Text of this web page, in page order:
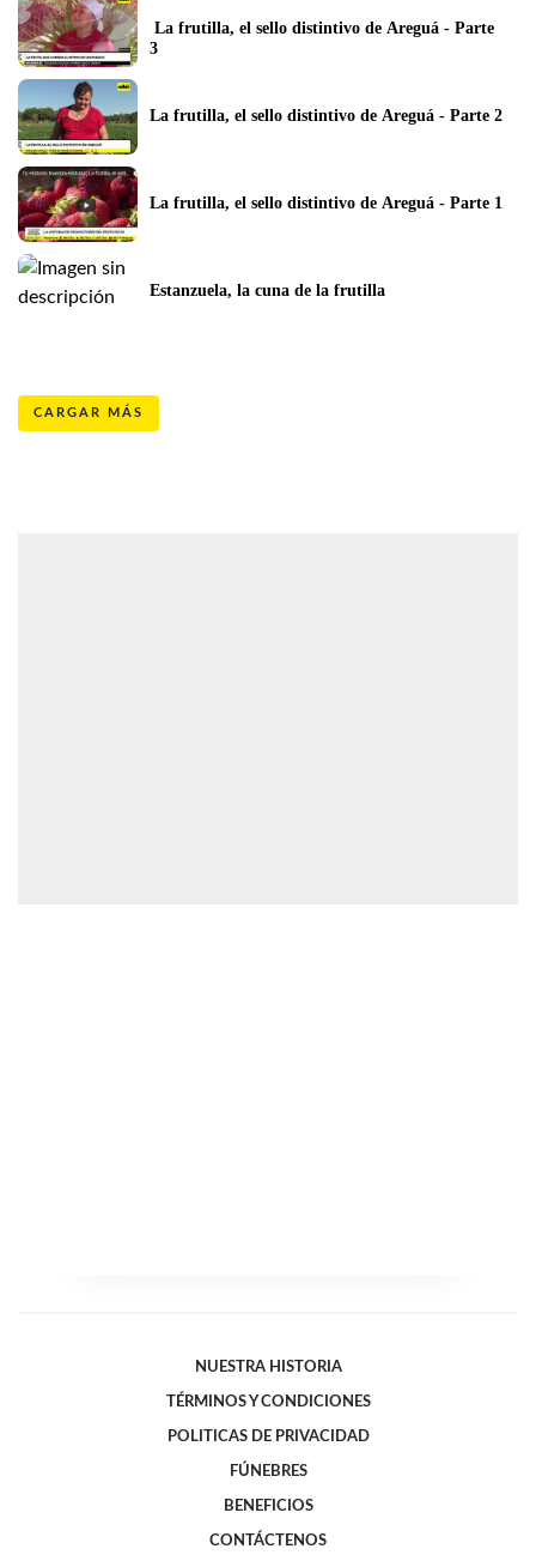
La frutilla, el sello distintivo de Areguá - Parte
3
La frutilla, el sello distintivo de Areguá - Parte 2
La frutilla, el sello distintivo de Areguá - Parte 1
Estanzuela, la cuna de la frutilla
CARGAR MÁS
NUESTRA HISTORIA
TÉRMINOS Y CONDICIONES
POLITICAS DE PRIVACIDAD
FÚNEBRES
BENEFICIOS
CONTÁCTENOS